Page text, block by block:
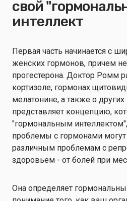
свой
интеллект
Первая часть начинается с
женских гормонов, причем
прогестерона. Доктор Ромм
кортизоле, гормонах
мелатонине, а также о
представляет концепцию,
"гормональным
проблемы с гормонами могут
различным проблемам с
здоровьем - от болей при
Она определяет